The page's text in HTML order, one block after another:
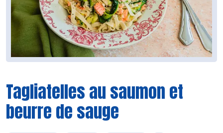
Tagliatelles au saumon et
beurre de sauge